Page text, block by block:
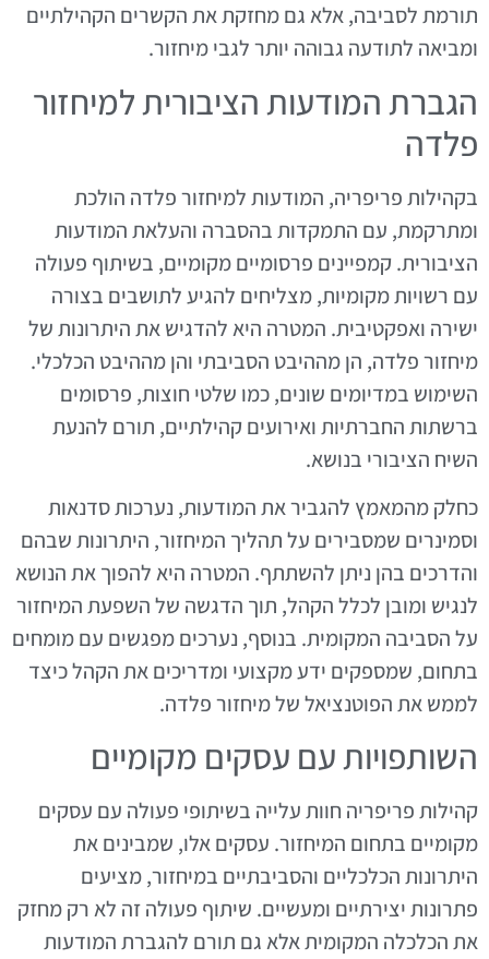
תורמת לסביבה, אלא גם מחזקת את הקשרים הקהילתיים
ומביאה לתודעה גבוהה יותר לגבי מיחזור.
הגברת המודעות הציבורית למיחזור
פלדה
בקהילות פריפריה, המודעות למיחזור פלדה הולכת
ומתרקמת, עם התמקדות בהסברה והעלאת המודעות
הציבורית. קמפיינים פרסומיים מקומיים, בשיתוף פעולה
עם רשויות מקומיות, מצליחים להגיע לתושבים בצורה
ישירה ואפקטיבית. המטרה היא להדגיש את היתרונות של
מיחזור פלדה, הן מההיבט הסביבתי והן מההיבט הכלכלי.
השימוש במדיומים שונים, כמו שלטי חוצות, פרסומים
ברשתות החברתיות ואירועים קהילתיים, תורם להנעת
השיח הציבורי בנושא.
כחלק מהמאמץ להגביר את המודעות, נערכות סדנאות
וסמינרים שמסבירים על תהליך המיחזור, היתרונות שבהם
והדרכים בהן ניתן להשתתף. המטרה היא להפוך את הנושא
לנגיש ומובן לכלל הקהל, תוך הדגשה של השפעת המיחזור
על הסביבה המקומית. בנוסף, נערכים מפגשים עם מומחים
בתחום, שמספקים ידע מקצועי ומדריכים את הקהל כיצד
לממש את הפוטנציאל של מיחזור פלדה.
השותפויות עם עסקים מקומיים
קהילות פריפריה חוות עלייה בשיתופי פעולה עם עסקים
מקומיים בתחום המיחזור. עסקים אלו, שמבינים את
היתרונות הכלכליים והסביבתיים במיחזור, מציעים
פתרונות יצירתיים ומעשיים. שיתוף פעולה זה לא רק מחזק
את הכלכלה המקומית אלא גם תורם להגברת המודעות